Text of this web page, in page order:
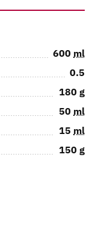
600 ml
0.5
180 g
50 ml
15 ml
150 g